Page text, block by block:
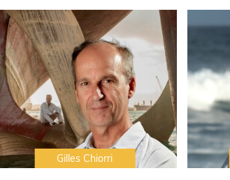
Gilles Chiorri